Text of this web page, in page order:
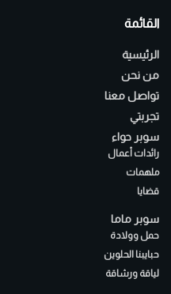
القائمة
الرئيسية
من نحن
تواصل معنا
تجربتي
سوبر حواء
رائدات أعمال
ملهمات
قضايا
سوبر ماما
حمل وولادة
حبايبنا الحلوين
لياقة ورشاقة